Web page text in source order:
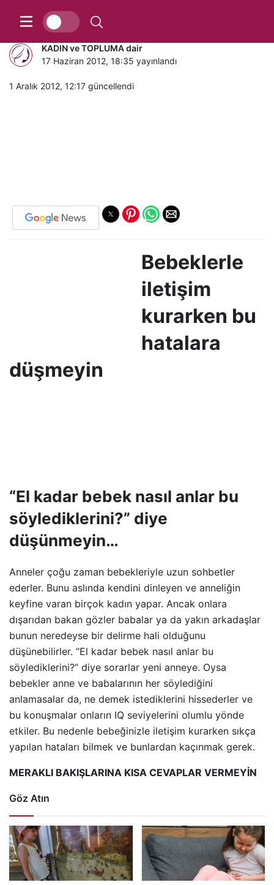
Bebeklerle iletişim sırları..
KADIN ve TOPLUMA dair
17 Haziran 2012, 18:35 yayınlandı
1 Aralık 2012, 12:17 güncellendi
Bebeklerle
iletişim
kurarken bu
hatalara
düşmeyin
“El kadar bebek nasıl anlar bu
söylediklerini?” diye
düşünmeyin…
Anneler çoğu zaman bebekleriyle uzun sohbetler
ederler. Bunu aslında kendini dinleyen ve anneliğin
keyfine varan birçok kadın yapar. Ancak onlara
dışarıdan bakan gözler babalar ya da yakın arkadaşlar
bunun neredeyse bir delirme hali olduğunu
düşünebilirler. “El kadar bebek nasıl anlar bu
söylediklerini?” diye sorarlar yeni anneye. Oysa
bebekler anne ve babalarının her söylediğini
anlamasalar da, ne demek istediklerini hissederler ve
bu konuşmalar onların IQ seviyelerini olumlu yönde
etkiler. Bu nedenle bebeğinizle iletişim kurarken sıkça
yapılan hataları bilmek ve bunlardan kaçınmak gerek.
MERAKLI BAKIŞLARINA KISA CEVAPLAR VERMEYİN
Göz Atın